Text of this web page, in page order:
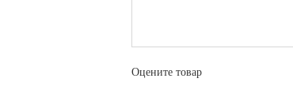
Оцените товар